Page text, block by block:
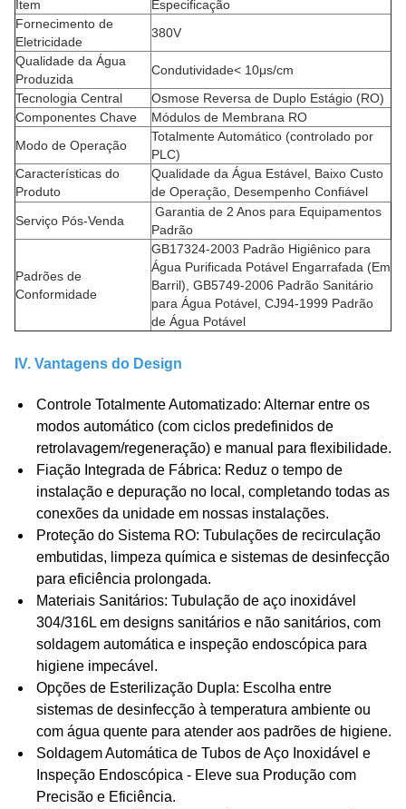
Item
Especificação
Fornecimento de
Eletricidade
380V
Qualidade da Água
Produzida
Condutividade< 10μs/cm
Tecnologia Central
Osmose Reversa de Duplo Estágio (RO)
Componentes Chave
Módulos de Membrana RO
Modo de Operação
Totalmente Automático (controlado por
PLC)
Características do
Produto
Qualidade da Água Estável, Baixo Custo
de Operação, Desempenho Confiável
Serviço Pós-Venda
Garantia de 2 Anos para Equipamentos
Padrão
Padrões de
Conformidade
GB17324-2003 Padrão Higiênico para
Água Purificada Potável Engarrafada (Em
Barril), GB5749-2006 Padrão Sanitário
para Água Potável, CJ94-1999 Padrão
de Água Potável
IV. Vantagens do Design
Controle Totalmente Automatizado: Alternar entre os
modos automático (com ciclos predefinidos de
retrolavagem/regeneração) e manual para flexibilidade.
Fiação Integrada de Fábrica: Reduz o tempo de
instalação e depuração no local, completando todas as
conexões da unidade em nossas instalações.
Proteção do Sistema RO: Tubulações de recirculação
embutidas, limpeza química e sistemas de desinfecção
para eficiência prolongada.
Materiais Sanitários: Tubulação de aço inoxidável
304/316L em designs sanitários e não sanitários, com
soldagem automática e inspeção endoscópica para
higiene impecável.
Opções de Esterilização Dupla: Escolha entre
sistemas de desinfecção à temperatura ambiente ou
com água quente para atender aos padrões de higiene.
Soldagem Automática de Tubos de Aço Inoxidável e
Inspeção Endoscópica - Eleve sua Produção com
Precisão e Eficiência.